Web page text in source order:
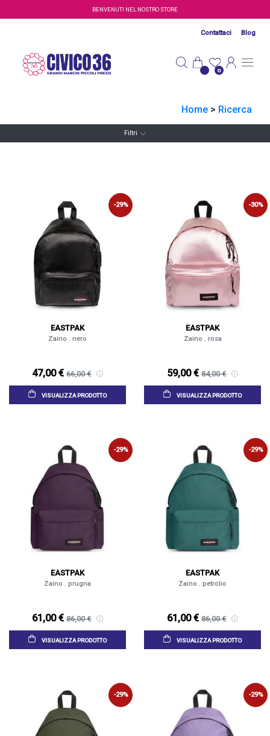
Salta al contenuto principaleBENVENUTI NEL NOSTRO STORE
Contattaci Blog
0
Home > Ricerca
Filtri
-29%
EASTPAK
Zaino . nero
47,00 € 66,00 €
VISUALIZZA PRODOTTO
-30%
EASTPAK
Zaino . rosa
59,00 € 84,00 €
VISUALIZZA PRODOTTO
-29%
EASTPAK
Zaino . prugna
61,00 € 86,00 €
VISUALIZZA PRODOTTO
-29%
EASTPAK
Zaino . petrolio
61,00 € 86,00 €
VISUALIZZA PRODOTTO
-29% -29%